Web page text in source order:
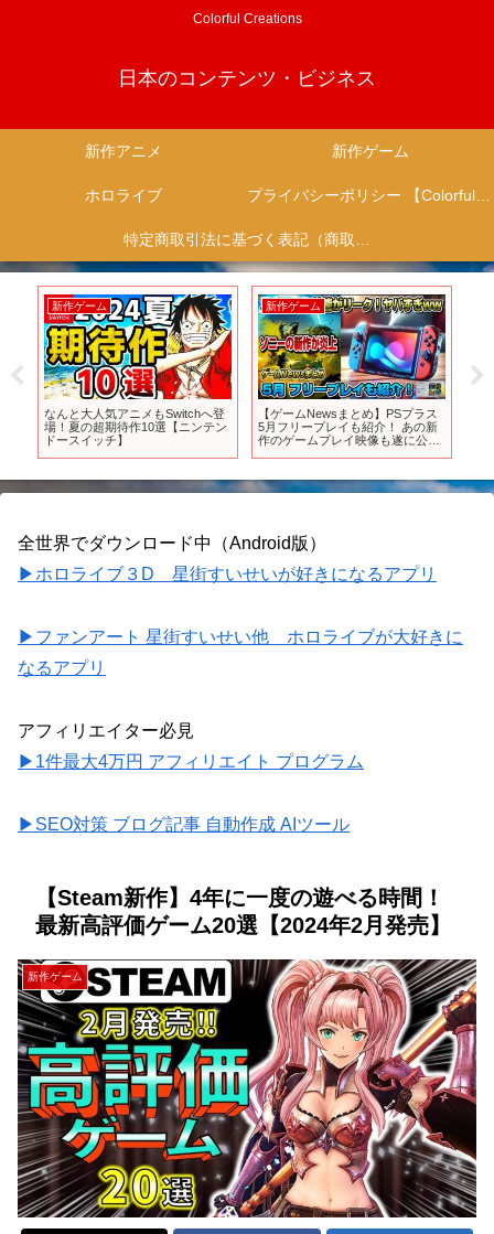
Colorful Creations
日本のコンテンツ・ビジネス
新作アニメ 新作ゲーム
ホロライブ プライバシーポリシー 【Colorful Creation】
特定商取引法に基づく表記（商取引に関する開示）
新作ゲーム
遂に来たか..11月発売注目の新作
ゲーム10選！任天堂の最強新作エ
アライダー＆ゼルダ無双新作まで/
待作まで和ゲーがとにかく熱い
新作ゲーム
絶対買いの新作ゲームはコレ！4
月発売おすすめソフト8選【PS4・
PS5・Switch・Xbox・PC】
全世界でダウンロード中（Android版）
▶ホロライブ３D 星街すいせいが好きになるアプリ
▶ファンアート 星街すいせい他 ホロライブが大好きに
なるアプリ
アフィリエイター必見
▶1件最大4万円 アフィリエイト プログラム
▶SEO対策 ブログ記事 自動作成 AIツール
【Steam新作】4年に一度の遊べる時間！
最新高評価ゲーム20選【2024年2月発売】
新作ゲーム